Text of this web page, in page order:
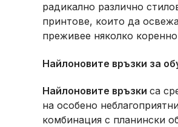
радикално различно
принтове, които да
преживее няколко
Найлоновите връзки за
Найлоновите връзки са
на особено
комбинация с планински